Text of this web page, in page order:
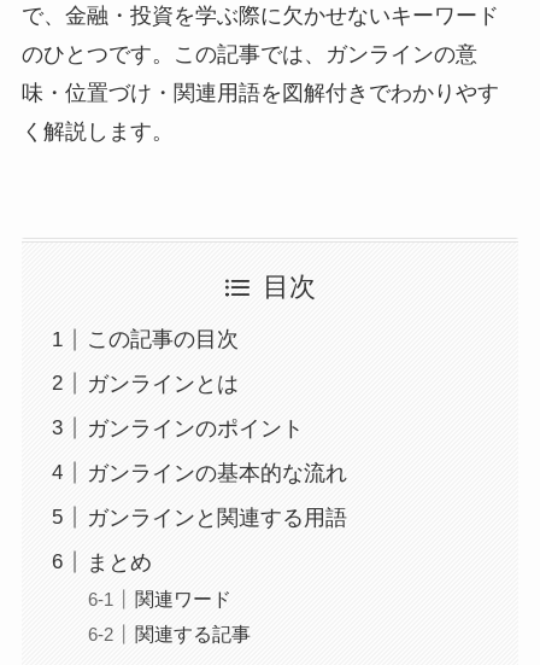
で、金融・投資を学ぶ際に欠かせないキーワード
のひとつです。この記事では、ガンラインの意
味・位置づけ・関連用語を図解付きでわかりやす
く解説します。
目次
この記事の目次
ガンラインとは
ガンラインのポイント
ガンラインの基本的な流れ
ガンラインと関連する用語
まとめ
関連ワード
関連する記事